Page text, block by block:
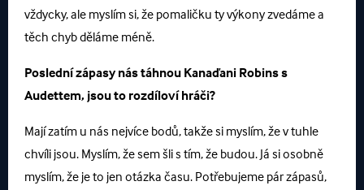
vždycky, ale myslím si, že pomaličku ty výkony zvedáme a
těch chyb děláme méně.
Poslední zápasy nás táhnou Kanaďani Robins s
Audettem, jsou to rozdíloví hráči?
Mají zatím u nás nejvíce bodů, takže si myslím, že v tuhle
chvíli jsou. Myslím, že sem šli s tím, že budou. Já si osobně
myslím, že je to jen otázka času. Potřebujeme pár zápasů,